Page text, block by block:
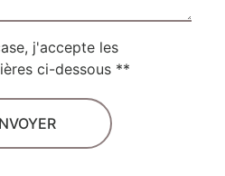
j'accepte les
ci-dessous **